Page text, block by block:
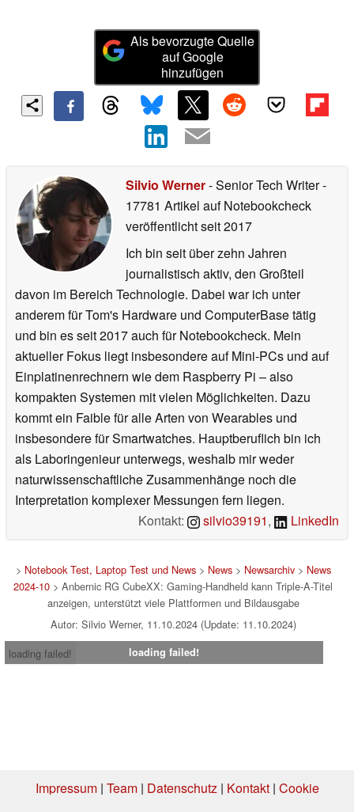
Als bevorzugte Quelle
auf Google
hinzufügen
Silvio Werner- Senior Tech Writer-
17781 Artikel auf Notebookcheck
veröffentlichtseit 2017
Ich bin seit über zehn Jahren
journalistisch aktiv, den Großteil
davon im Bereich Technologie. Dabei war ich unter
anderem für Tom's Hardware und ComputerBase tätig
und bin es seit 2017 auch für Notebookcheck. Mein
aktueller Fokus liegt insbesondere auf Mini-PCs und auf
Einplatinenrechnern wie dem Raspberry Pi – also
kompakten Systemen mit vielen Möglichkeiten. Dazu
kommt ein Faible für alle Arten von Wearables und
insbesondere für Smartwatches. Hauptberuflich bin ich
als Laboringenieur unterwegs, weshalb mir weder
naturwissenschaftliche Zusammenhänge noch die
Interpretation komplexer Messungen fern liegen.
Kontakt:
silvio39191, LinkedIn
> Notebook Test, Laptop Test und News> News> Newsarchiv> News
2024-10 > Anbernic RG CubeXX: Gaming-Handheld kann Triple-A-Titel
anzeigen, unterstützt viele Plattformen und Bildausgabe
Autor: Silvio Werner, 11.10.2024 (Update: 11.10.2024)
loading failed!
loading failed!
Impressum| Team| Datenschutz| Kontakt| Cookie